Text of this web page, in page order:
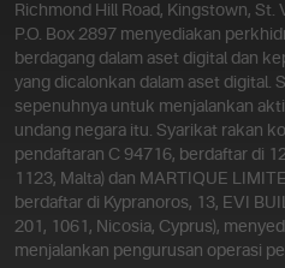
Perdagangan mungkin
yang tidak pernah mengalami
pengalaman itu mungkin terlalu
amalan perdagangan. Walau
seperti Olymptrade, pedagang
menyertai platform yang
Bacaselanjutnya
Richmond Hill Road, Kingstown,
P.O. Box 2897 menyediakan
berdagang dalam aset digital dan
yang dicalonkan dalam aset digital.
sepenuhnya untuk menjalankan
undang negara itu. Syarikat rakan
pendaftaran C 94716, berdaftar di
1123, Malta) dan MARTIQUE
berdaftar di Kypranoros, 13, EVI
201, 1061, Nicosia, Cyprus),
menjalankan pengurusan operasi